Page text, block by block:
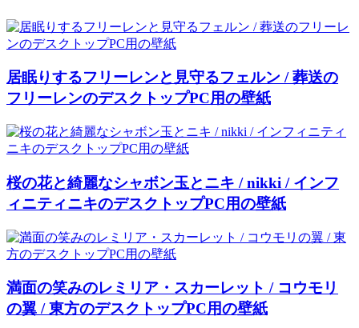
居眠りするフリーレンと見守るフェルン / 葬送の
フリーレンのデスクトップPC用の壁紙
桜の花と綺麗なシャボン玉とニキ / nikki / インフ
ィニティニキのデスクトップPC用の壁紙
満面の笑みのレミリア・スカーレット / コウモリ
の翼 / 東方のデスクトップPC用の壁紙